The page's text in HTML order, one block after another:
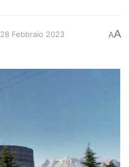
28 Febbraio 2023 AA